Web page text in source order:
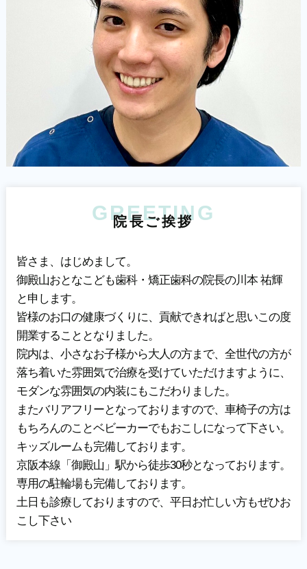
GREETING
院長ご挨拶
皆さま、はじめまして。
御殿山おとなこども歯科・矯正歯科の院長の川本 祐輝
と申します。
皆様のお口の健康づくりに、貢献できればと思いこの度
開業することとなりました。
院内は、小さなお子様から大人の方まで、全世代の方が
落ち着いた雰囲気で治療を受けていただけますように、
モダンな雰囲気の内装にもこだわりました。
またバリアフリーとなっておりますので、車椅子の方は
もちろんのことベビーカーでもおこしになって下さい。
キッズルームも完備しております。
京阪本線「御殿山」駅から徒歩30秒となっております。
専用の駐輪場も完備しております。
土日も診療しておりますので、平日お忙しい方もぜひお
こし下さい